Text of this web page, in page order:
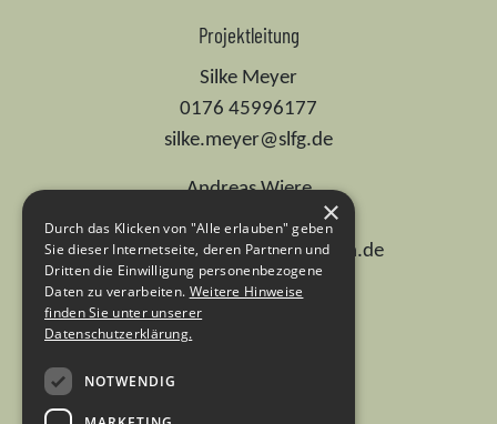
Projektleitung
Silke Meyer
0176 45996177
silke.meyer@slfg.de
Andreas Wiere
0176 74701737
andreas.wiere@ehs-dresden.de
Dr. Ute Günther
0155 67536336
×
Durch das Klicken von "Alle erlauben" geben
Sie dieser Internetseite, deren Partnern und
Dritten die Einwilligung personenbezogene
Daten zu verarbeiten. Weitere Hinweise
finden Sie unter unserer
Datenschutzerklärung.
NOTWENDIG